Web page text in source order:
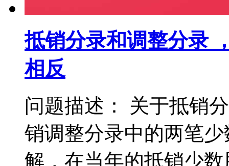
抵销分录和调整分录
相反
问题描述： 关于抵销
销调整分录中的两笔
解，在当年的抵销少